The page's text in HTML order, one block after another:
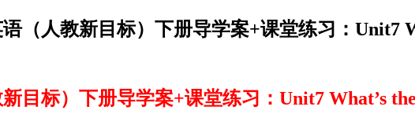
（人教新目标）下册导学案+课堂练习：Unit7
目标）下册导学案+课堂练习：Unit7 What’s